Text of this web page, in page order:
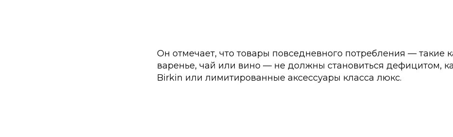
Он отмечает, что товары повседневного потребления — такие
варенье, чай или вино — не должны становиться дефицитом,
Birkin или лимитированные аксессуары класса люкс.